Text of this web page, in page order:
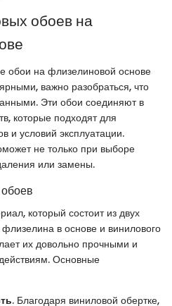
обоев на
обои на флизелиновой основе
важно разобраться, что
Эти обои соединяют в
которые подходят для
и условий эксплуатации.
не только при выборе
или замены.
который состоит из двух
в основе и винилового
их довольно прочными и
Основные
. Благодаря виниловой обертке,